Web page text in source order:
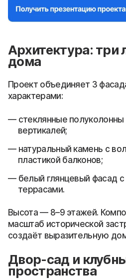
Архитектура: три
дома
Проект объединяет 3
характерами:
стеклянные полуколонны
вертикалей;
натуральный камень с
пластикой балконов;
белый глянцевый фасад
террасами.
Высота — 8–9 этажей.
масштаб исторической
создаёт выразительную
Двор-сад и
пространства